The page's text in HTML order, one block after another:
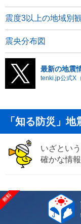
震度3以上の地域別
震央分布図
最新の地震
tenki.jp公式X
「知る防災」地
いざとい
確かな情